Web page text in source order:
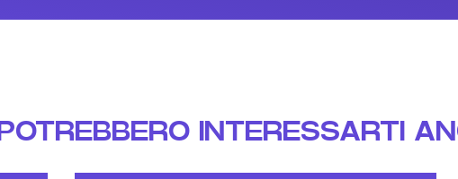
POTREBBERO INTERESSARTI